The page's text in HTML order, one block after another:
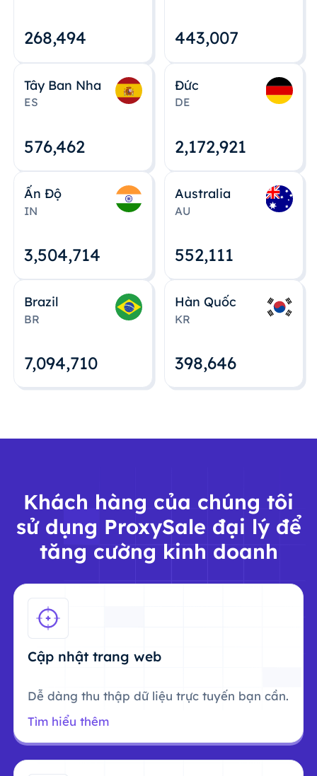
268,495 443,008
Tây Ban Nha
ES
576,463
Đức
DE
2,172,922
Ấn Độ
IN
3,504,715
Australia
AU
552,112
Brazil
BR
7,094,712
Hàn Quốc
KR
398,648
Khách hàng của chúng tôi
sử dụng ProxySale đại lý để
tăng cường kinh doanh
Cập nhật trang web
Dễ dàng thu thập dữ liệu trực tuyến bạn cần.
Tìm hiểu thêm